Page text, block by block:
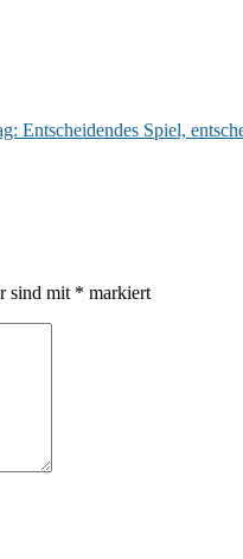
Entscheidendes Spiel,
sind mit * markiert